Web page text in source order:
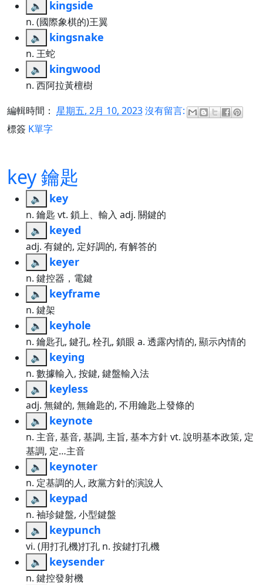
🔈 kingside
n. (國際象棋的)王翼
🔈
kingsnake
n. 王蛇
🔈
kingwood
n. 西阿拉黃檀樹
編輯時間： 星期五, 2月 10, 2023沒有留言:
標簽 K單字
key 鑰匙
🔈 key
n. 鑰匙 vt. 鎖上、輸入 adj. 關鍵的
🔈
keyed
adj. 有鍵的, 定好調的, 有解答的
🔈
keyer
n. 鍵控器，電鍵
🔈
keyframe
n. 鍵架
🔈
keyhole
n. 鑰匙孔, 鍵孔, 栓孔, 鎖眼 a. 透露內情的, 顯示內情的
🔈
keying
n. 數據輸入, 按鍵, 鍵盤輸入法
🔈
keyless
adj. 無鍵的, 無鑰匙的, 不用鑰匙上發條的
🔈
keynote
n. 主音, 基音, 基調, 主旨, 基本方針 vt. 說明基本政策, 定
基調, 定…主音
🔈
keynoter
n. 定基調的人, 政黨方針的演說人
🔈
keypad
n. 袖珍鍵盤, 小型鍵盤
🔈
keypunch
vi. (用打孔機)打孔 n. 按鍵打孔機
🔈
keysender
n. 鍵控發射機